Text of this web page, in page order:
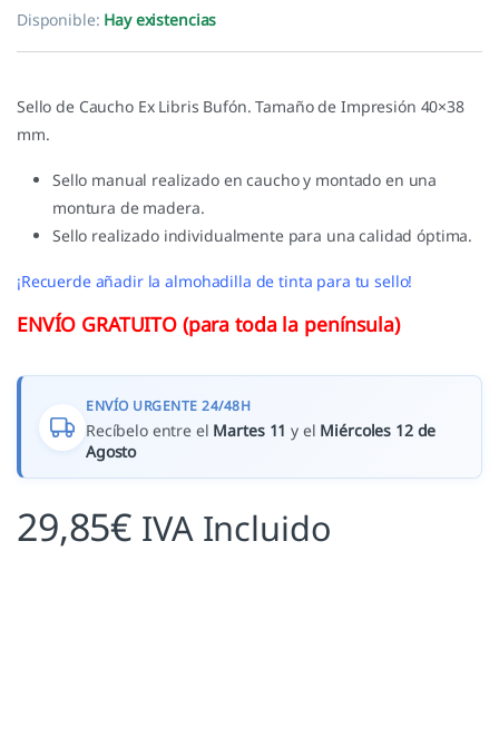
Disponible: Hay existencias
Sello de Caucho Ex Libris Bufón. Tamaño de Impresión 40×38
mm.
Sello manual realizado en caucho y montado en una
montura de madera.
Sello realizado individualmente para una calidad óptima.
¡Recuerde añadir la almohadilla de tinta para tu sello!
ENVÍO GRATUITO (para toda la península)
ENVÍO URGENTE 24/48H
Recíbelo entre el Martes 11 y el Miércoles 12 de
Agosto
29,85€ IVA Incluido